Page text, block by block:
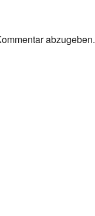
abzugeben.